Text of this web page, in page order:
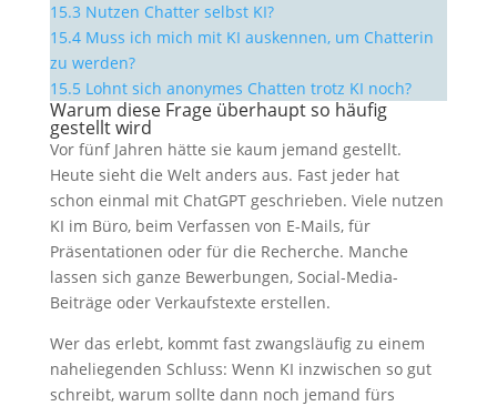
15.3 Nutzen Chatter selbst KI?
15.4 Muss ich mich mit KI auskennen, um Chatterin
zu werden?
15.5 Lohnt sich anonymes Chatten trotz KI noch?
Warum diese Frage überhaupt so häufig
gestellt wird
Vor fünf Jahren hätte sie kaum jemand gestellt.
Heute sieht die Welt anders aus. Fast jeder hat
schon einmal mit ChatGPT geschrieben. Viele nutzen
KI im Büro, beim Verfassen von E-Mails, für
Präsentationen oder für die Recherche. Manche
lassen sich ganze Bewerbungen, Social-Media-
Beiträge oder Verkaufstexte erstellen.
Wer das erlebt, kommt fast zwangsläufig zu einem
naheliegenden Schluss: Wenn KI inzwischen so gut
schreibt, warum sollte dann noch jemand fürs